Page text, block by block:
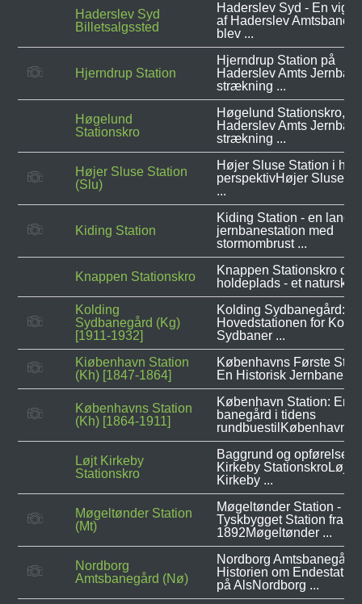
Haderslev Syd
Billetsalgssted
Haderslev Syd - En
af Haderslev AmtsbanerI
blev ...
Hjerndrup Station
Hjerndrup Station på
Haderslev Amts
strækning ...
Høgelund
Stationskro
Høgelund Stationskro,
Haderslev Amts
strækning ...
Højer Sluse Station
(Slu)
Højer Sluse Station i
perspektivHøjer Sluse
...
Kiding Station
Kiding Station - en
jernbanestation med
stormombrust ...
Knappen Stationskro
Knappen Stationskro og
holdeplads - et
Kolding
Sydbanegård (Kg)
[1911-1932]
Kolding Sydbanegård:
Hovedstationen for
Sydbaner ...
Kiøbenhavn Station
(Kh) [1847-1864]
Københavns Første
En Historisk Jernbane ...
Københavns Station
(Kh) [1864-1911]
København Station: En
banegård i tidens
rundbuestilKøbenhavn ...
Løjt Kirkeby
Stationskro
Baggrund og opførelse
Kirkeby StationskroLøjt
Kirkeby ...
Møgeltønder Station
(Mt)
Møgeltønder Station - En
Tyskbygget Station fra
1892Møgeltønder ...
Nordborg
Amtsbanegård (Nø)
Nordborg Amtsbanegård:
Historien om
på AlsNordborg ...